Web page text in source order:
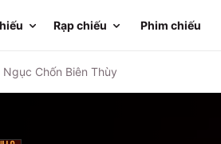
Rạp chiếu Phim chiếu
Chốn Biên Thùy